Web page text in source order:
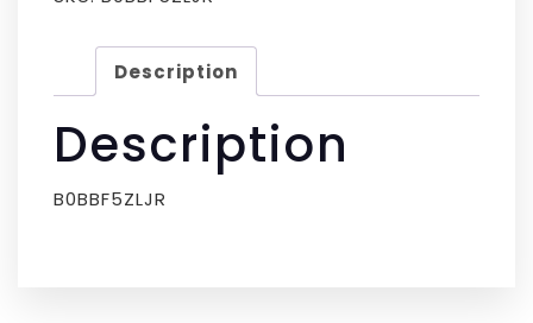
Description
Description
B0BBF5ZLJR